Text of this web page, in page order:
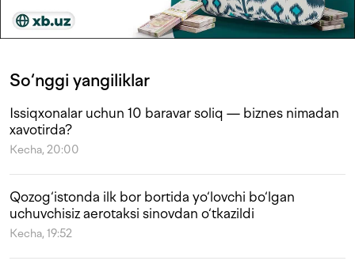
So‘nggi yangiliklar
Issiqxonalar uchun 10 baravar soliq — biznes nimadan
xavotirda?
Kecha, 20:00
Qozog‘istonda ilk bor bortida yo‘lovchi bo‘lgan
uchuvchisiz aerotaksi sinovdan o‘tkazildi
Kecha, 19:52